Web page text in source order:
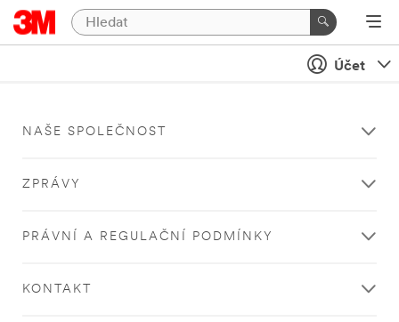
Účet
NAŠE SPOLEČNOST
ZPRÁVY
PRÁVNÍ A REGULAČNÍ PODMÍNKY
KONTAKT